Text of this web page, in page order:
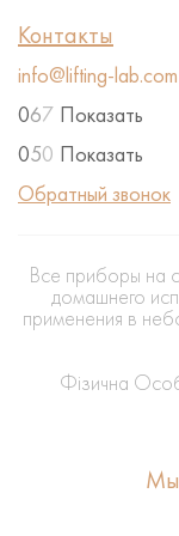
Контакты
info@lifting-lab.com
067 Показать
050 Показать
Обратный звонок
Мы
Все приборы на
домашнего
применения в
Фізична